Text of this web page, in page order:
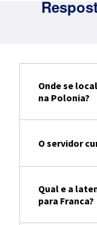
Onde se
na Polonia?
O servidor
Qual e a
para Franca?